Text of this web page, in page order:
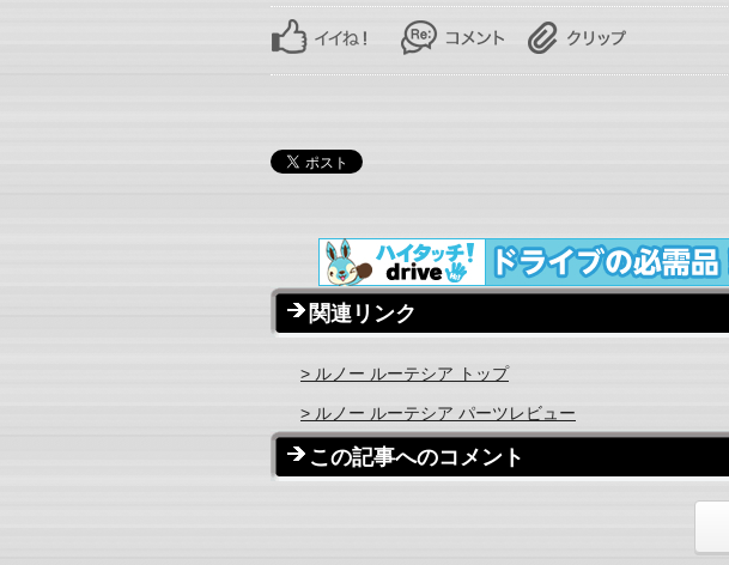
関連リンク
> ルノー ルーテシア トップ
> ルノー ルーテシア パーツレビュー
この記事へのコメント